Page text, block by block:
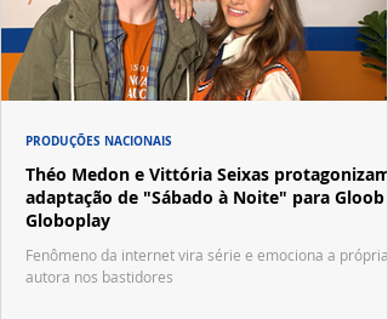
Théo Medon e Vittória Seixas protagonizam
adaptação de "Sábado à Noite" para Gloob e
Globoplay
Fenômeno da internet vira série e emociona a própria
autora nos bastidores
PRODUÇÕES NACIONAIS